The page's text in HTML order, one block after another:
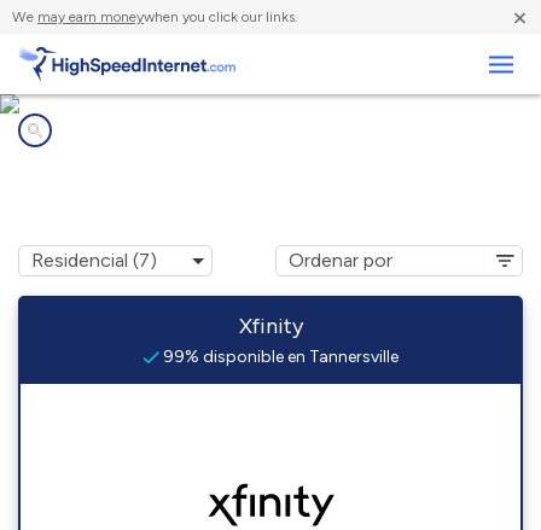
We may earn moneywhen you click our links. ×
Xfinity
99% disponible en Tannersville